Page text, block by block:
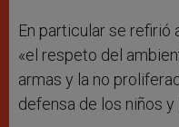
En particular se refirió
«el respeto del
armas y la no
defensa de los niños